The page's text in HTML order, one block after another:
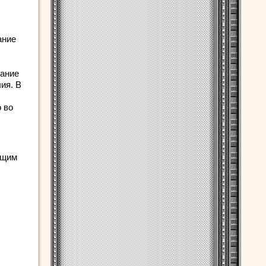
В
во